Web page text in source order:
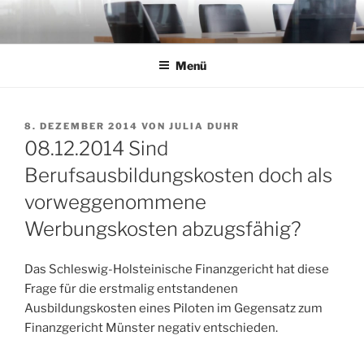
Zum
springen
Menü
VERÖFFENTLICHT
AM
8. DEZEMBER 2014 VON JULIA DUHR
08.12.2014 Sind
Berufsausbildungskosten doch als
vorweggenommene
Werbungskosten abzugsfähig?
Das Schleswig-Holsteinische Finanzgericht hat diese
Frage für die erstmalig entstandenen
Ausbildungskosten eines Piloten im Gegensatz zum
Finanzgericht Münster negativ entschieden.